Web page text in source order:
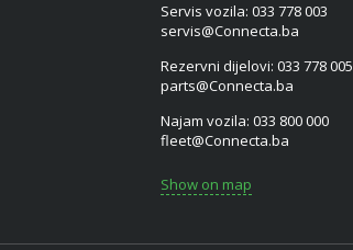
Servis vozila: 033 778 003
servis@Connecta.ba
Rezervni dijelovi: 033 778 005
parts@Connecta.ba
Najam vozila: 033 800 000
fleet@Connecta.ba
Show on map